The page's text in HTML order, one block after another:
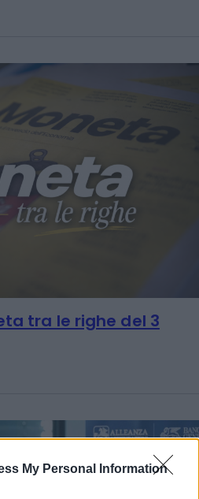
My Personal Information
tra le righe del 3